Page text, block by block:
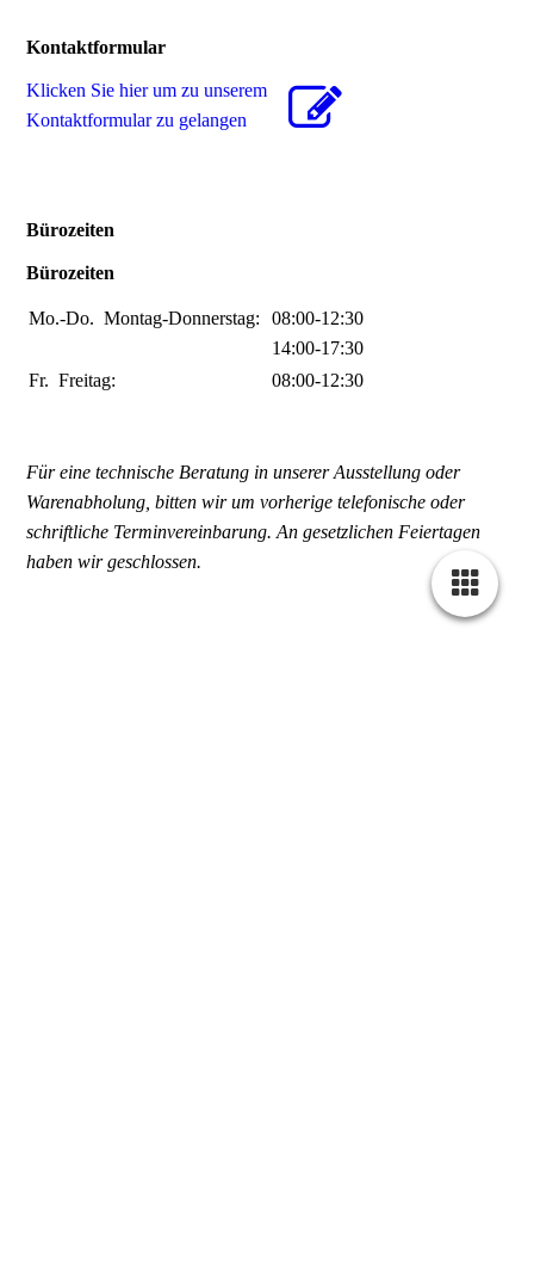
Kontaktformular
Klicken Sie hier um zu unserem
Kon­takt­for­mu­lar zu gelangen
Bürozeiten
Bürozeiten
Mo.-Do.Montag-Donnerstag:
08:00-12:30
14:00-17:30
Fr.Freitag: 08:00-12:30
Für eine technische Beratung in unserer Ausstellung oder
Warenabholung, bitten wir um vorherige telefonische oder
schriftliche Terminvereinbarung. An gesetzlichen Feiertagen
haben wir geschlossen.